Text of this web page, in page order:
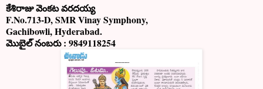
కేశిరాజు వెంకట వరదయ్య
F.No.713-D, SMR Vinay Symphony,
Gachibowli, Hyderabad.
మొబైల్ నంబరు : 9849118254